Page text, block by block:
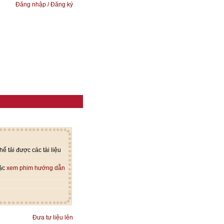
Đăng nhập / Đăng ký
tải được các tài liệu
xem phim hướng dẫn
Đưa tư liệu lên